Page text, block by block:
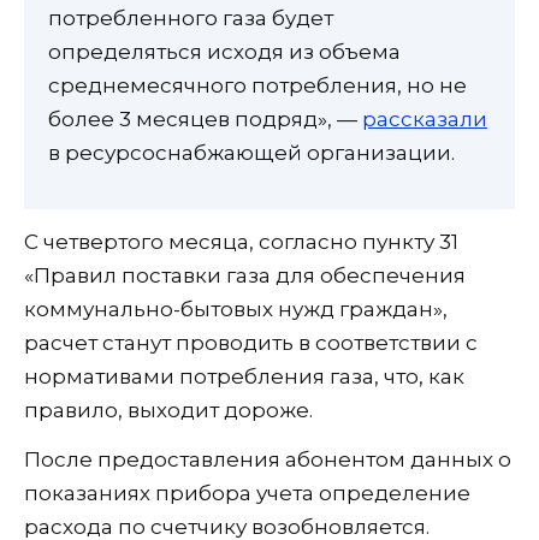
потребленного газа будет
определяться исходя из объема
среднемесячного потребления, но не
более 3 месяцев подряд», — рассказали
в ресурсоснабжающей организации.
С четвертого месяца, согласно пункту 31
«Правил поставки газа для обеспечения
коммунально-бытовых нужд граждан»,
расчет станут проводить в соответствии с
нормативами потребления газа, что, как
правило, выходит дороже.
После предоставления абонентом данных о
показаниях прибора учета определение
расхода по счетчику возобновляется.